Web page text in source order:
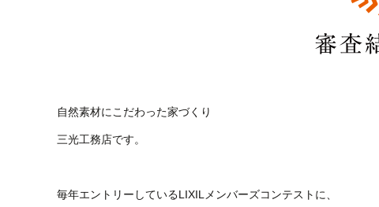
自然素材にこだわった家づくり
三光工務店です。
毎年エントリーしているLIXILメンバーズコンテストに、